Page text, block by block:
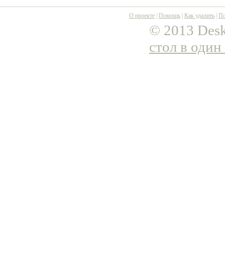
О проекте Помощь Как удалить
© 2013
стол в